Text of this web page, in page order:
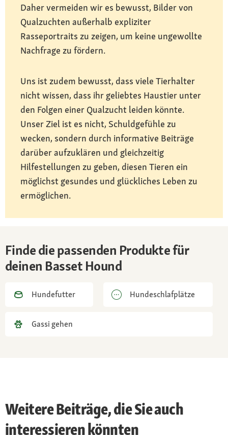
Daher vermeiden wir es bewusst, Bilder von
Qualzuchten außerhalb expliziter
Rasseportraits zu zeigen, um keine ungewollte
Nachfrage zu fördern.
Uns ist zudem bewusst, dass viele Tierhalter
nicht wissen, dass ihr geliebtes Haustier unter
den Folgen einer Qualzucht leiden könnte.
Unser Ziel ist es nicht, Schuldgefühle zu
wecken, sondern durch informative Beiträge
darüber aufzuklären und gleichzeitig
Hilfestellungen zu geben, diesen Tieren ein
möglichst gesundes und glückliches Leben zu
ermöglichen.
Finde die passenden Produkte für
deinen Basset Hound
Hundefutter Hundeschlafplätze
Gassi gehen
Weitere Beiträge, die Sie auch
interessieren könnten